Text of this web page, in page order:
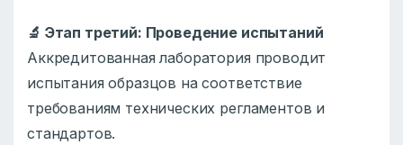
🔬 Этап третий: Проведение испытаний
Аккредитованная лаборатория проводит
испытания образцов на соответствие
требованиям технических регламентов и
стандартов.